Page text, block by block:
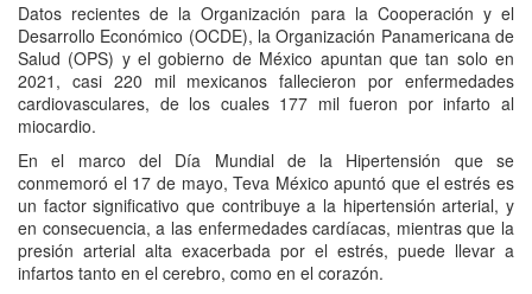
Datos recientes de la Organización para la Cooperación y el
Desarrollo Económico (OCDE), la Organización Panamericana de
Salud (OPS) y el gobierno de México apuntan que tan solo en
2021, casi 220 mil mexicanos fallecieron por enfermedades
cardiovasculares, de los cuales 177 mil fueron por infarto al
miocardio.
En el marco del Día Mundial de la Hipertensión que se
conmemoró el 17 de mayo, Teva México apuntó que el estrés es
un factor significativo que contribuye a la hipertensión arterial, y
en consecuencia, a las enfermedades cardíacas, mientras que la
presión arterial alta exacerbada por el estrés, puede llevar a
infartos tanto en el cerebro, como en el corazón.